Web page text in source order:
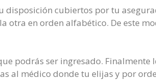
cubiertos por tu
otra en orden alfabético. De este
podrás ser ingresado. Finalmente
al médico donde tu elijas y por